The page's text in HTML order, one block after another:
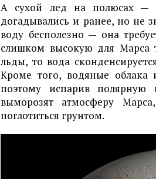
А сухой лед на полюсах —
догадывались и ранее, но не
воду бесполезно — она
слишком высокую для Марса
льды, то вода
Кроме того, водяные
поэтому испарив
выморозят атмосферу
поглотиться грунтом.